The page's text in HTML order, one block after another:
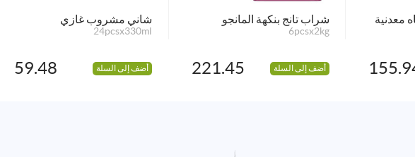
معدنية
شراب تانج بنكهة المانجو
6pcsx2kg
أضف إلى السلة 221.45
شاني مشروب غازي
24pcsx330ml
أضف إلى السلة 59.48